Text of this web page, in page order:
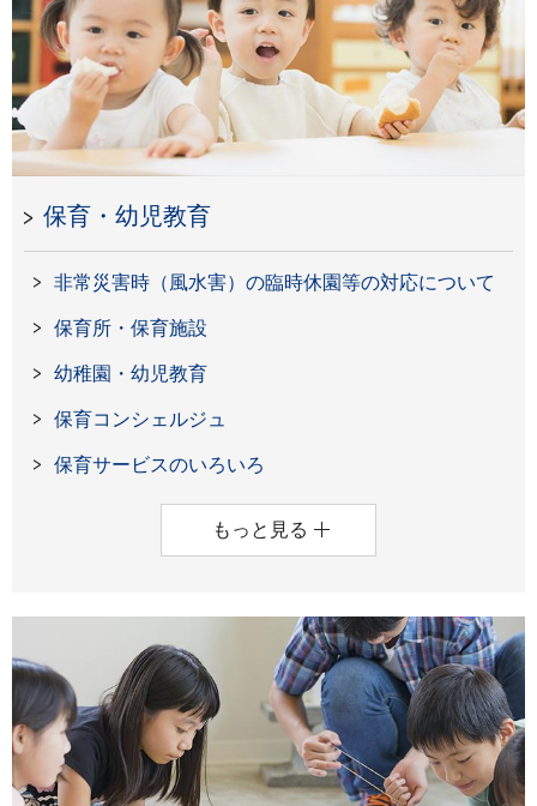
保育・幼児教育
非常災害時（風水害）の臨時休園等の対応について
保育所・保育施設
幼稚園・幼児教育
保育コンシェルジュ
保育サービスのいろいろ
もっと見る